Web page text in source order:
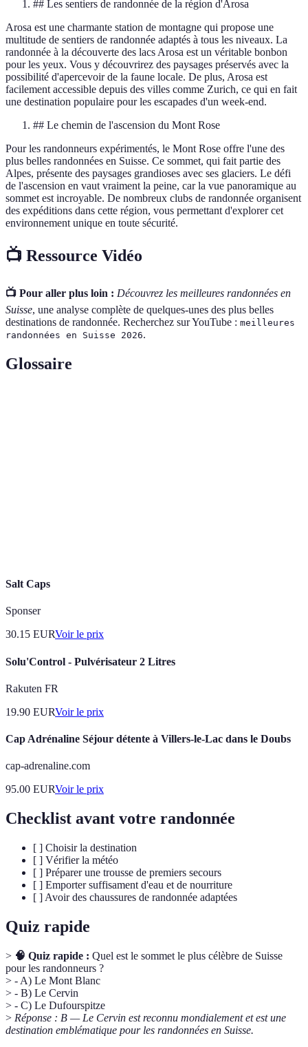
## Les sentiers de randonnée de la région d'Arosa
Arosa est une charmante station de montagne qui propose une
multitude de sentiers de randonnée adaptés à tous les niveaux. La
randonnée à la découverte des lacs Arosa est un véritable bonbon
pour les yeux. Vous y découvrirez des paysages préservés avec la
possibilité d'apercevoir de la faune locale. De plus, Arosa est
facilement accessible depuis des villes comme Zurich, ce qui en fait
une destination populaire pour les escapades d'un week-end.
## Le chemin de l'ascension du Mont Rose
Pour les randonneurs expérimentés, le Mont Rose offre l'une des
plus belles randonnées en Suisse. Ce sommet, qui fait partie des
Alpes, présente des paysages grandioses avec ses glaciers. Le défi
de l'ascension en vaut vraiment la peine, car la vue panoramique au
sommet est incroyable. De nombreux clubs de randonnée organisent
des expéditions dans cette région, vous permettant d'explorer cet
environnement unique en toute sécurité.
📺 Ressource Vidéo
📺 Pour aller plus loin : Découvrez les meilleures randonnées en
Suisse, une analyse complète de quelques-unes des plus belles
destinations de randonnée. Recherchez sur YouTube : meilleures
randonnées en Suisse 2026.
Glossaire
Salt Caps
Sponser
30.15 EURVoir le prix
Solu'Control - Pulvérisateur 2 Litres
Rakuten FR
19.90 EURVoir le prix
Cap Adrénaline Séjour détente à Villers-le-Lac dans le Doubs
cap-adrenaline.com
95.00 EURVoir le prix
Checklist avant votre randonnée
[ ] Choisir la destination
[ ] Vérifier la météo
[ ] Préparer une trousse de premiers secours
[ ] Emporter suffisament d'eau et de nourriture
[ ] Avoir des chaussures de randonnée adaptées
Quiz rapide
> 🧠 Quiz rapide : Quel est le sommet le plus célèbre de Suisse
pour les randonneurs ?
> - A) Le Mont Blanc
> - B) Le Cervin
> - C) Le Dufourspitze
> Réponse : B — Le Cervin est reconnu mondialement et est une
destination emblématique pour les randonnées en Suisse.